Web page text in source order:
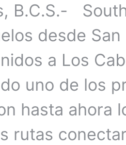
B.C.S.-
desde
a Los
uno de los
hasta ahora
rutas